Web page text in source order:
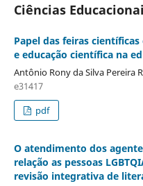
Ciências
Papel das feiras
e educação científica na
Antônio Rony da Silva Pereira
e31417
pdf
O atendimento dos
relação as pessoas
revisão integrativa de